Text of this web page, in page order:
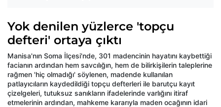
Yok denilen yüzlerce 'topçu
defteri' ortaya çıktı
Manisa'nın Soma İlçesi'nde, 301 madencinin hayatını kaybettiği
facianın ardından hem savcılığın, hem de bilirkişilerin taleplerine
rağmen 'hiç olmadığı' söylenen, madende kullanılan
patlayıcıların kaydedildiği topçu defterleri ile barutçu kayıt
çizelgeleri, tutuksuz sanıkların ifadelerinde varlığını itiraf
etmelerinin ardından, mahkeme kararıyla maden ocağının idari